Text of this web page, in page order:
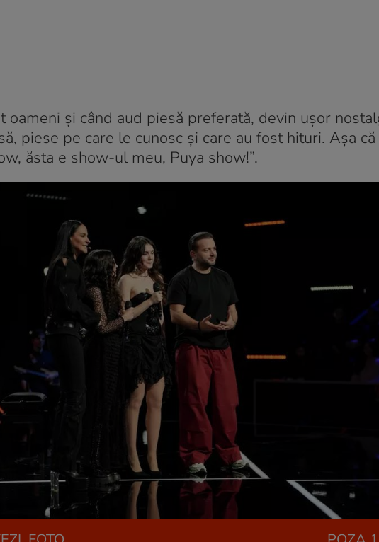
oameni și când aud piesă preferată, devin ușor
piese pe care le cunosc și care au fost hituri. Așa
ăsta e show-ul meu, Puya show!”.